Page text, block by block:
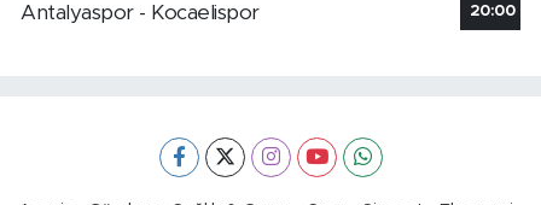
Antalyaspor - Kocaelispor 20:00